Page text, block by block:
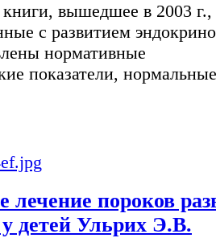
вышедшее в 2003
с развитием
нормативные
показатели,
лечение пороков
детей Ульрих Э.В.